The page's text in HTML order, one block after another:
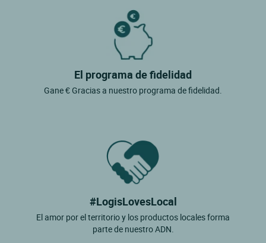
El programa de fidelidad
Gane € Gracias a nuestro programa de fidelidad.
#LogisLovesLocal
El amor por el territorio y los productos locales forma
parte de nuestro ADN.